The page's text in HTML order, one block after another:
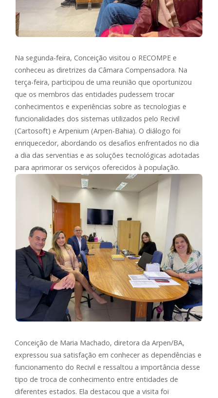
Na segunda-feira, Conceição visitou o RECOMPE e
conheceu as diretrizes da Câmara Compensadora. Na
terça-feira, participou de uma reunião que oportunizou
que os membros das entidades pudessem trocar
conhecimentos e experiências sobre as tecnologias e
funcionalidades dos sistemas utilizados pelo Recivil
(Cartosoft) e Arpenium (Arpen-Bahia). O diálogo foi
enriquecedor, abordando os desafios enfrentados no dia
a dia das serventias e as soluções tecnológicas adotadas
para aprimorar os serviços oferecidos à população.
Conceição de Maria Machado, diretora da Arpen/BA,
expressou sua satisfação em conhecer as dependências e
funcionamento do Recivil e ressaltou a importância desse
tipo de troca de conhecimento entre entidades de
diferentes estados. Ela destacou que a visita foi